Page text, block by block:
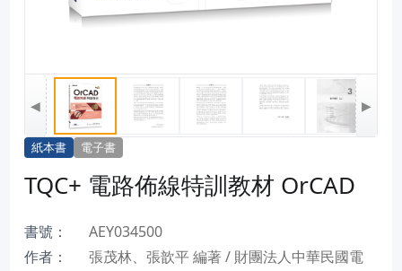
◀ ▶
紙本書 電子書
TQC+ 電路佈線特訓教材 OrCAD
書號：
AEY034500
作者：
張茂林、張歆平 編著 / 財團法人中華民國電